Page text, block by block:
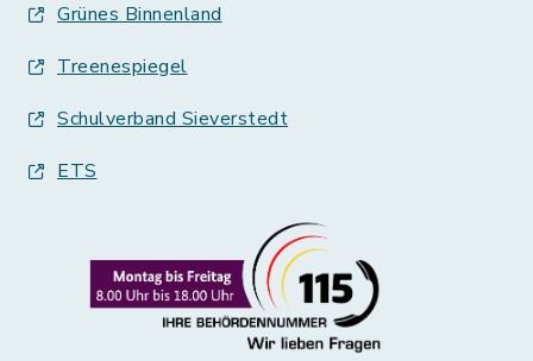
Grünes Binnenland
Treenespiegel
Schulverband Sieverstedt
ETS